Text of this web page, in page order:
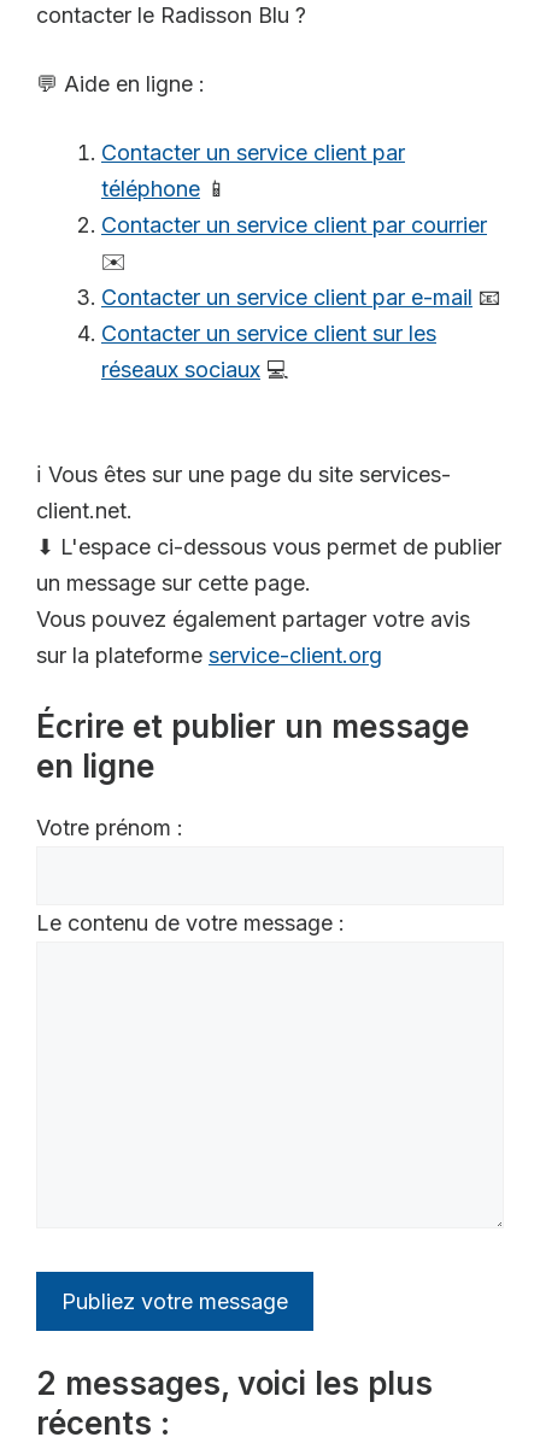
contacter le Radisson Blu ?
💬 Aide en ligne :
Contacter un service client par
téléphone 📱
Contacter un service client par courrier
✉️
Contacter un service client par e-mail 📧
Contacter un service client sur les
réseaux sociaux 💻
ℹ️ Vous êtes sur une page du site services-
client.net.
⬇ L'espace ci-dessous vous permet de publier
un message sur cette page.
Vous pouvez également partager votre avis
sur la plateforme service-client.org
Écrire et publier un message
en ligne
Votre prénom :
Le contenu de votre message :
2 messages, voici les plus
récents :